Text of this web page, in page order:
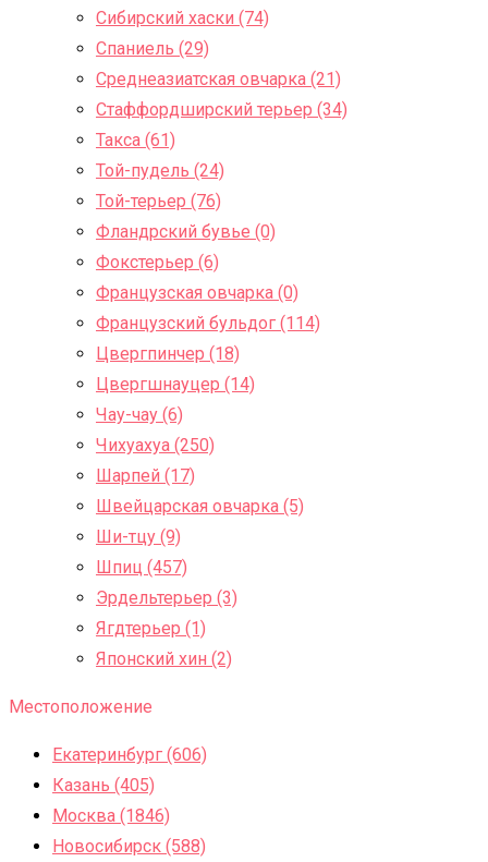
Сибирский хаски (74)
Спаниель (29)
Среднеазиатская овчарка (21)
Стаффордширский терьер (34)
Такса (61)
Той-пудель (24)
Той-терьер (76)
Фландрский бувье (0)
Фокстерьер (6)
Французская овчарка (0)
Французский бульдог (114)
Цвергпинчер (18)
Цвергшнауцер (14)
Чау-чау (6)
Чихуахуа (250)
Шарпей (17)
Швейцарская овчарка (5)
Ши-тцу (9)
Шпиц (457)
Эрдельтерьер (3)
Ягдтерьер (1)
Японский хин (2)
Местоположение
Екатеринбург (606)
Казань (405)
Москва (1846)
Новосибирск (588)